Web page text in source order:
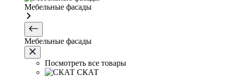
Мебельные фасады
Мебельные фасады
Посмотреть все товары
СКАТ